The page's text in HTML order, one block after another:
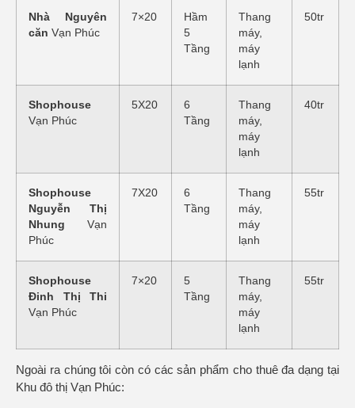
Nhà Nguyên
căn Vạn Phúc
7×20
Hầm
5
Tầng
Thang
máy,
máy
lạnh
50tr
Shophouse
Vạn Phúc
5X20
6
Tầng
Thang
máy,
máy
lạnh
40tr
Shophouse
Nguyễn Thị
Nhung Vạn
Phúc
7X20
6
Tầng
Thang
máy,
máy
lạnh
55tr
Shophouse
Đinh Thị Thi
Vạn Phúc
7×20
5
Tầng
Thang
máy,
máy
lạnh
55tr
Ngoài ra chúng tôi còn có các sản phẩm cho thuê đa dạng tại
Khu đô thị Vạn Phúc: